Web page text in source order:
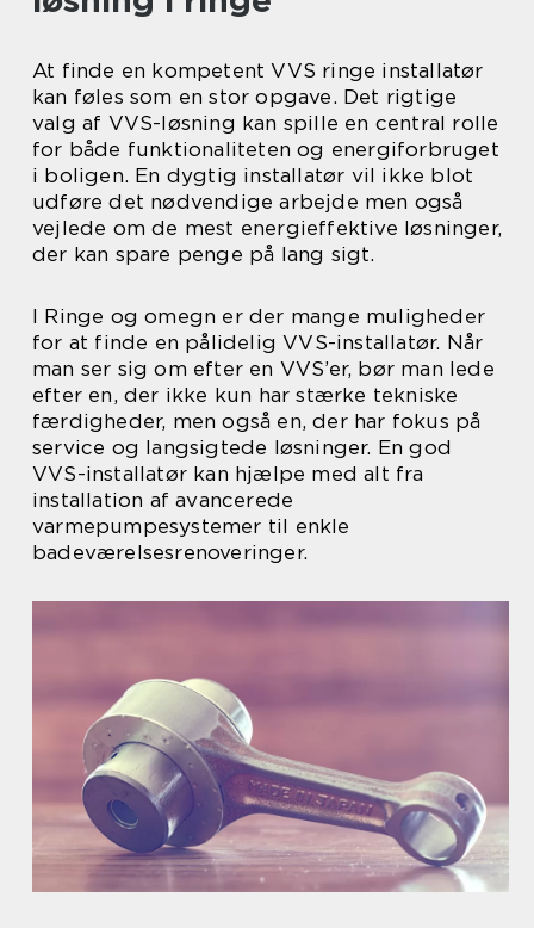
At finde en kompetent VVS ringe installatør
kan føles som en stor opgave. Det rigtige
valg af VVS-løsning kan spille en central rolle
for både funktionaliteten og energiforbruget
i boligen. En dygtig installatør vil ikke blot
udføre det nødvendige arbejde men også
vejlede om de mest energieffektive løsninger,
der kan spare penge på lang sigt.
I Ringe og omegn er der mange muligheder
for at finde en pålidelig VVS-installatør. Når
man ser sig om efter en VVS’er, bør man lede
efter en, der ikke kun har stærke tekniske
færdigheder, men også en, der har fokus på
service og langsigtede løsninger. En god
VVS-installatør kan hjælpe med alt fra
installation af avancerede
varmepumpesystemer til enkle
badeværelsesrenoveringer.